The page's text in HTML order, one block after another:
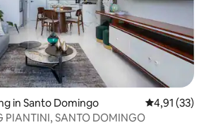
in Santo Domingo
4,91 (33)
PIANTINI, SANTO DOMINGO